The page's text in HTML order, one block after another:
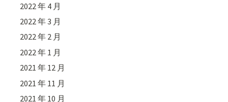
2022 年 4 月
2022 年 3 月
2022 年 2 月
2022 年 1 月
2021 年 12 月
2021 年 11 月
2021 年 10 月